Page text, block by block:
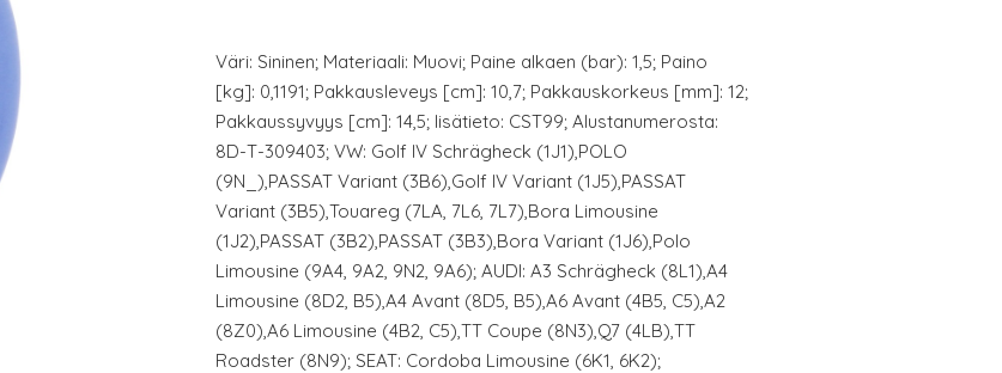
Väri: Sininen; Materiaali: Muovi; Paine alkaen (bar): 1,5; Paino
[kg]: 0,1191; Pakkausleveys [cm]: 10,7; Pakkauskorkeus [mm]: 12;
Pakkaussyvyys [cm]: 14,5; lisätieto: CST99; Alustanumerosta:
8D-T-309403; VW: Golf IV Schrägheck (1J1),POLO
(9N_),PASSAT Variant (3B6),Golf IV Variant (1J5),PASSAT
Variant (3B5),Touareg (7LA, 7L6, 7L7),Bora Limousine
(1J2),PASSAT (3B2),PASSAT (3B3),Bora Variant (1J6),Polo
Limousine (9A4, 9A2, 9N2, 9A6); AUDI: A3 Schrägheck (8L1),A4
Limousine (8D2, B5),A4 Avant (8D5, B5),A6 Avant (4B5, C5),A2
(8Z0),A6 Limousine (4B2, C5),TT Coupe (8N3),Q7 (4LB),TT
Roadster (8N9); SEAT: Cordoba Limousine (6K1, 6K2);